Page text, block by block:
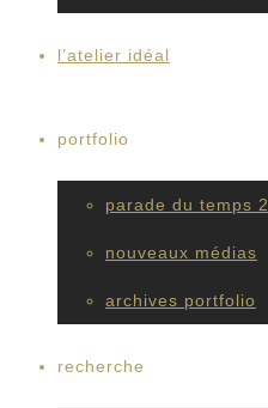
l’atelier idéal
portfolio
parade du temps 2
nouveaux médias
archives portfolio
recherche